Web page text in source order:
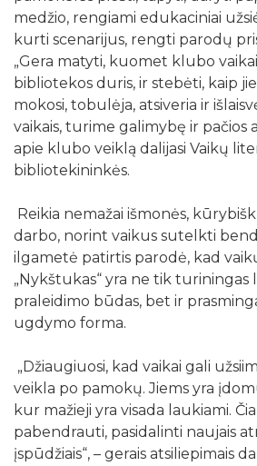
Robotikos užsiėmimai
Ekskursijos
Skaitmeninio
Kūrybinė, inžinerinė ir
Žaisloteka
Bibliotekos išleisti
Kraštotyrinė medžiaga
Šilališkiai Baltijos kelyje
Upynos etnokultūros
Maršrutai po Šilalės
Biudžeto suvestinė
Finansinių ataskaitų
Tarnybiniai lengvieji
Lėšos veiklai viešinti
Laisvos darbo vietos
Filialai
Struktūra
Šilalės rajono literatų
Vaikų klubas
Šilalės rajono literatų klubas
Vaikų klubas „Nykštukas“
medžio, rengiami edukaciniai
kurti scenarijus, rengti parodų
„Gera matyti, kuomet klubo
bibliotekos duris, ir stebėti, kaip
mokosi, tobulėja, atsiveria ir
vaikais, turime galimybę ir pačios
apie klubo veiklą dalijasi Vaikų
bibliotekininkės.
Reikia nemažai išmonės,
darbo, norint vaikus sutelkti
ilgametė patirtis parodė, kad
„Nykštukas“ yra ne tik turiningas
praleidimo būdas, bet ir
ugdymo forma.
„Džiaugiuosi, kad vaikai gali
veikla po pamokų. Jiems yra
kur mažieji yra visada laukiami.
pabendrauti, pasidalinti naujais
įspūdžiais“, – gerais atsiliepimais